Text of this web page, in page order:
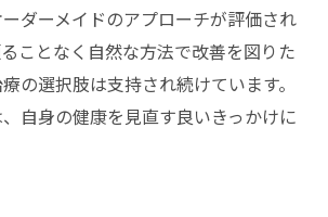
ダーメイドのアプローチが評価され
ことなく自然な方法で改善を図りた
の選択肢は支持され続けています。
自身の健康を見直す良いきっかけに